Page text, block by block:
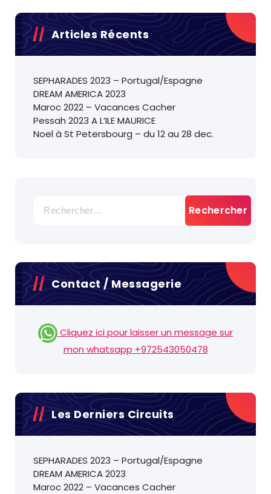
Articles Récents
SEPHARADES 2023 – Portugal/Espagne
DREAM AMERICA 2023
Maroc 2022 – Vacances Cacher
Pessah 2023 A L’ILE MAURICE
Noel à St Petersbourg – du 12 au 28 dec.
Contact / Messagerie
Cliquez ici pour laisser un message sur
mon whatsapp +972543050478
Les Derniers Circuits
SEPHARADES 2023 – Portugal/Espagne
DREAM AMERICA 2023
Maroc 2022 – Vacances Cacher